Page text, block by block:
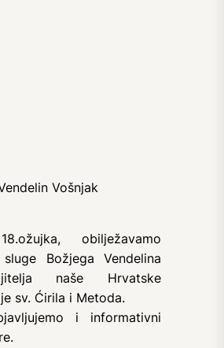
Vošnjak
obilježavamo
Božjega Vendelina
naše Hrvatske
sv. Ćirila i Metoda.
i informativni